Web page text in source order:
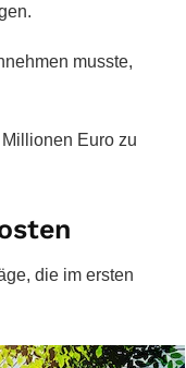
musste,
Euro zu
die im ersten